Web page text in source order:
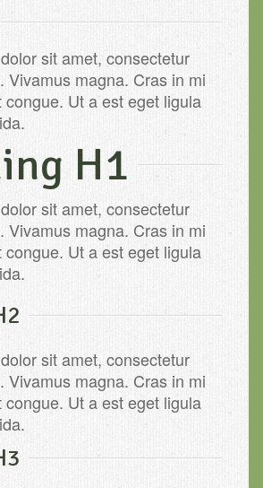
sit amet, consectetur
Vivamus magna. Cras in mi
Ut a est eget ligula
H1
sit amet, consectetur
Vivamus magna. Cras in mi
Ut a est eget ligula
sit amet, consectetur
Vivamus magna. Cras in mi
Ut a est eget ligula